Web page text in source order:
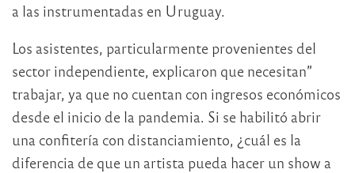
a las instrumentadas en Uruguay.
Los asistentes, particularmente provenientes del
sector independiente, explicaron que necesitan”
trabajar, ya que no cuentan con ingresos económicos
desde el inicio de la pandemia. Si se habilitó abrir
una confitería con distanciamiento, ¿cuál es la
diferencia de que un artista pueda hacer un show a